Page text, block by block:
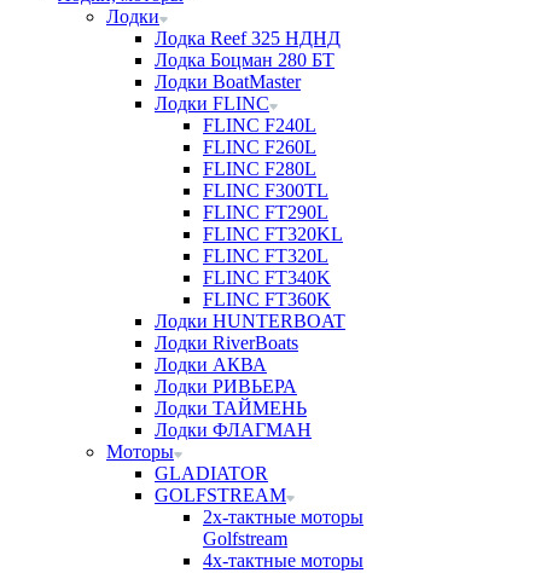
Лодки
Лодка Reef 325 НДНД
Лодка Боцман 280 БТ
Лодки BoatMaster
Лодки FLINC
FLINC F240L
FLINC F260L
FLINC F280L
FLINC F300TL
FLINC FT290L
FLINC FT320KL
FLINC FT320L
FLINC FT340K
FLINC FT360K
Лодки HUNTERBOAT
Лодки RiverBoats
Лодки АКВА
Лодки РИВЬЕРА
Лодки ТАЙМЕНЬ
Лодки ФЛАГМАН
Моторы
GLADIATOR
GOLFSTREAM
2х-тактные моторы
Golfstream
4х-тактные моторы